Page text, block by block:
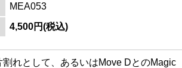
MEA053
4,500円(税込)
れとして、あるいはMove DとのMagic